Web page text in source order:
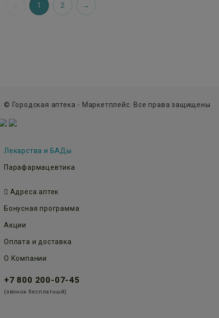
1 2
© Городская аптека - Маркетплейс. Все права защищены
Лекарства и БАДы
Парафармацевтика
Адреса аптек
Бонусная программа
Акции
Оплата и доставка
О Компании
+7 800 200-07-45
(звонок бесплатный)